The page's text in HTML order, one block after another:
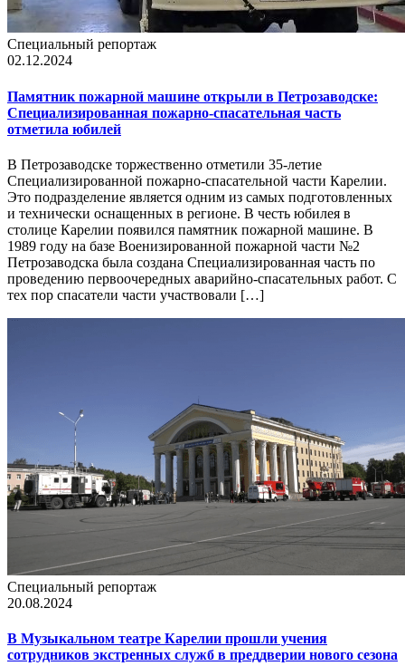
Специальный репортаж
02.12.2024
Памятник пожарной машине открыли в Петрозаводске:
Специализированная пожарно-спасательная часть
отметила юбилей
В Петрозаводске торжественно отметили 35-летие
Специализированной пожарно-спасательной части Карелии.
Это подразделение является одним из самых подготовленных
и технически оснащенных в регионе. В честь юбилея в
столице Карелии появился памятник пожарной машине. В
1989 году на базе Военизированной пожарной части №2
Петрозаводска была создана Специализированная часть по
проведению первоочередных аварийно-спасательных работ. С
тех пор спасатели части участвовали […]
Специальный репортаж
20.08.2024
В Музыкальном театре Карелии прошли учения
сотрудников экстренных служб в преддверии нового сезона